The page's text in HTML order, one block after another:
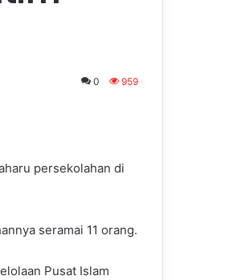
0 959
persekolahan di
seramai 11 orang.
Pusat Islam